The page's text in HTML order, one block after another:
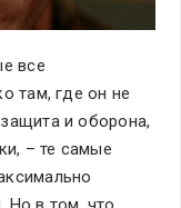
все
там, где он не
и оборона,
– те самые